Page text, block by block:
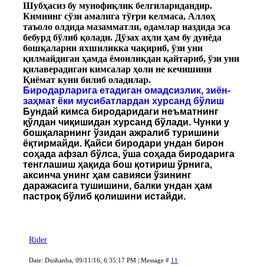
Шубҳасиз бу мунофиқлик белгиларидандир.
Кимнинг сўзи амалига тўғри келмаса, Аллоҳ
таъоло олдида мазамматли, одамлар наздида эса
бебурд бўлиб қолади. Дўзах аҳли ҳам бу дунёда
бошқаларни яхшиликка чақириб, ўзи уни
қилмайдиган ҳамда ёмонликдан қайтариб, ўзи уни
қилаверадиган кимсалар ҳоли не кечишини
Қиёмат куни билиб оладилар.
Биродарларига етадиган омадсизлик, зиён-
заҳмат ёки мусибатлардан хурсанд бўлиш
Бундай кимса биродаридаги неъматнинг
қўлдан чиқишидан хурсанд бўлади. Чунки у
бошқаларнинг ўзидан ажралиб туришини
ёқтирмайди. Қайси биродари ундан бирон
соҳада афзал бўлса, ўша соҳада биродарига
тенглашиш ҳақида бош қотириш ўрнига,
аксинча унинг ҳам савияси ўзининг
даражасига тушишини, балки ундан ҳам
пастроқ бўлиб қолишини истайди.
Rider
Date: Dushanba, 09/11/16, 6:35:17 PM | Message # 11